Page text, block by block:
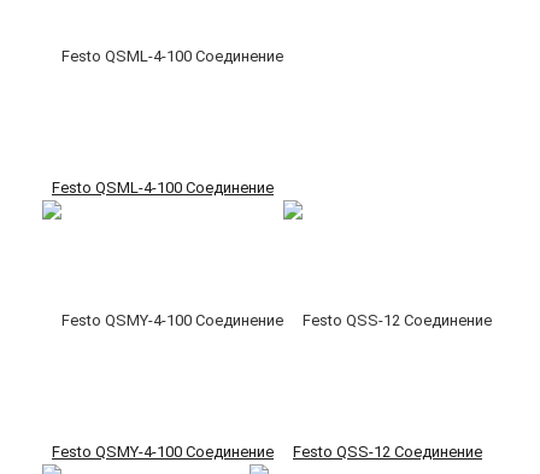
Festo QSML-4-100 Соединение
Festo QSMY-4-100 Соединение Festo QSS-12 Соединение